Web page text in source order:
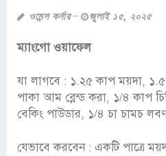
ওমেন্স কর্নার জুলাই ১৫, ২০২৫
ম্যাংগো ওয়াফেল
যা লাগবে : ১.২৫ কাপ ময়দা,
পাকা আম ব্লেন্ড করা, ১/৪ কাপ
বেকিং পাউডার, ১/৪ চা চামচ
যেভাবে করবেন : একটি পাত্রে